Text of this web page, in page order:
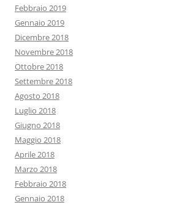
Febbraio 2019
Gennaio 2019
Dicembre 2018
Novembre 2018
Ottobre 2018
Settembre 2018
Agosto 2018
Luglio 2018
Giugno 2018
Maggio 2018
Aprile 2018
Marzo 2018
Febbraio 2018
Gennaio 2018